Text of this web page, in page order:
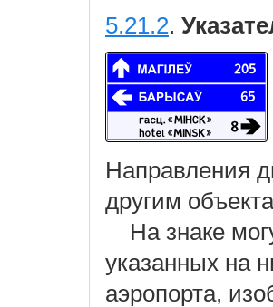
5.21.2.
Направления
другим
На знаке
указанных на
аэропорта,